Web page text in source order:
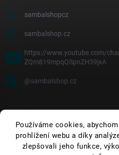
Používáme cookies,
prohlížení webu a díky
zlepšovali jeho funkce,
sambalshopcz
sambalshop.cz
https://www.youtube.com/
ZQm819mpqQSpnZH39jxA
@sambalshop.cz